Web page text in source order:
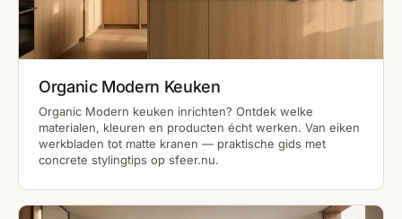
Organic Modern Keuken
Organic Modern keuken inrichten? Ontdek welke
materialen, kleuren en producten écht werken. Van eiken
werkbladen tot matte kranen — praktische gids met
concrete stylingtips op sfeer.nu.